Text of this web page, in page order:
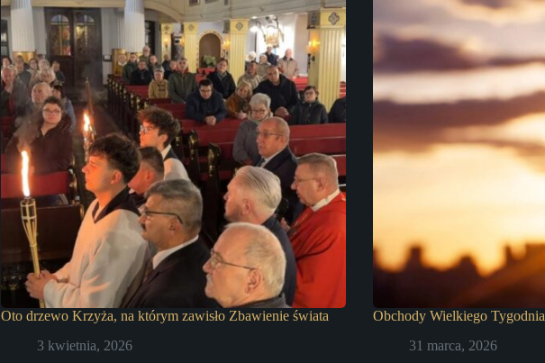
Oto drzewo Krzyża, na którym zawisło Zbawienie świata
3 kwietnia, 2026
Obchody Wielkiego Tygodnia
31 marca, 2026